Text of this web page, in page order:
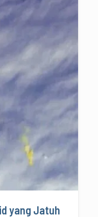
yang Jatuh